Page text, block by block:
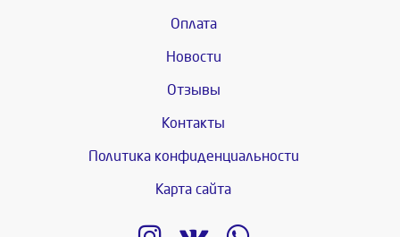
Оплата
Новости
Отзывы
Контакты
Политика конфиденциальности
Карта сайта